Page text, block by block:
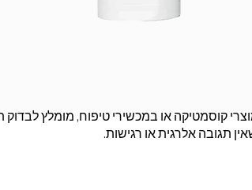
קוסמטיקה או במכשירי טיפוח, מומלץ לבדוק
תגובה אלרגית או רגישות.